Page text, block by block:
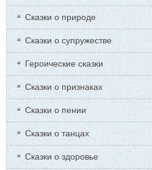
Сказки о природе
Сказки о супружестве
Героические сказки
Сказки о признаках
Сказки о пении
Сказки о танцах
Сказки о здоровье